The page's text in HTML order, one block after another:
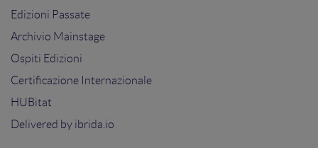
Edizioni Passate
Archivio Mainstage
Ospiti Edizioni
Certificazione Internazionale
HUBitat
Delivered by ibrida.io